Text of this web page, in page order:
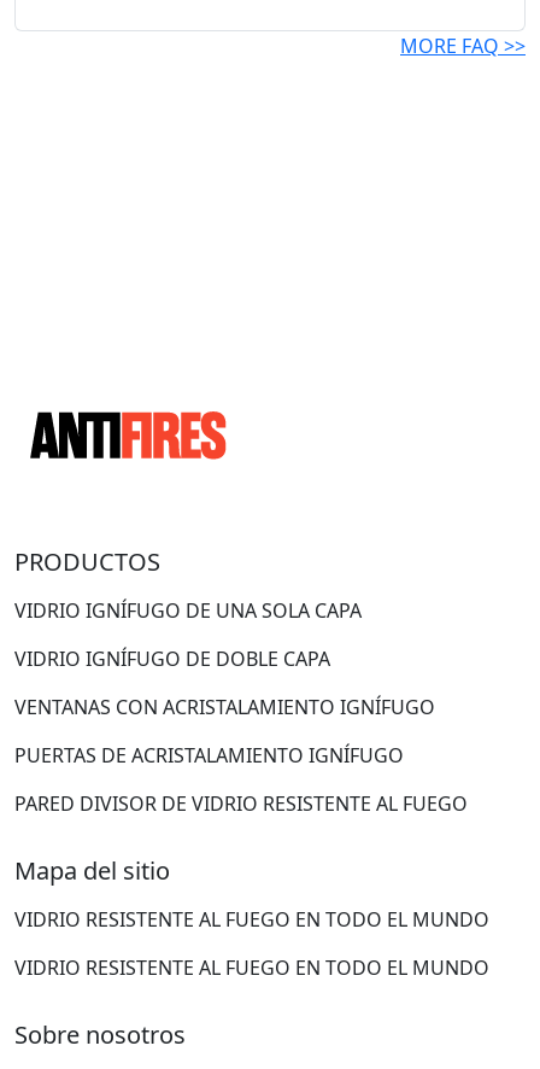
MORE FAQ >>
PRODUCTOS
VIDRIO IGNÍFUGO DE UNA SOLA CAPA
VIDRIO IGNÍFUGO DE DOBLE CAPA
VENTANAS CON ACRISTALAMIENTO IGNÍFUGO
PUERTAS DE ACRISTALAMIENTO IGNÍFUGO
PARED DIVISOR DE VIDRIO RESISTENTE AL FUEGO
Mapa del sitio
VIDRIO RESISTENTE AL FUEGO EN TODO EL MUNDO
VIDRIO RESISTENTE AL FUEGO EN TODO EL MUNDO
Sobre nosotros